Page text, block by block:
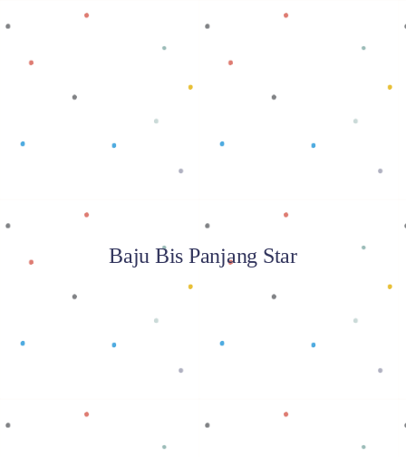
Baca selengkapnya
Baju Bis Panjang Star
Baca selengkapnya